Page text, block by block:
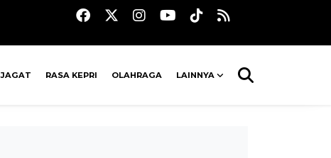
JAGAT RASA KEPRI OLAHRAGA LAINNYA